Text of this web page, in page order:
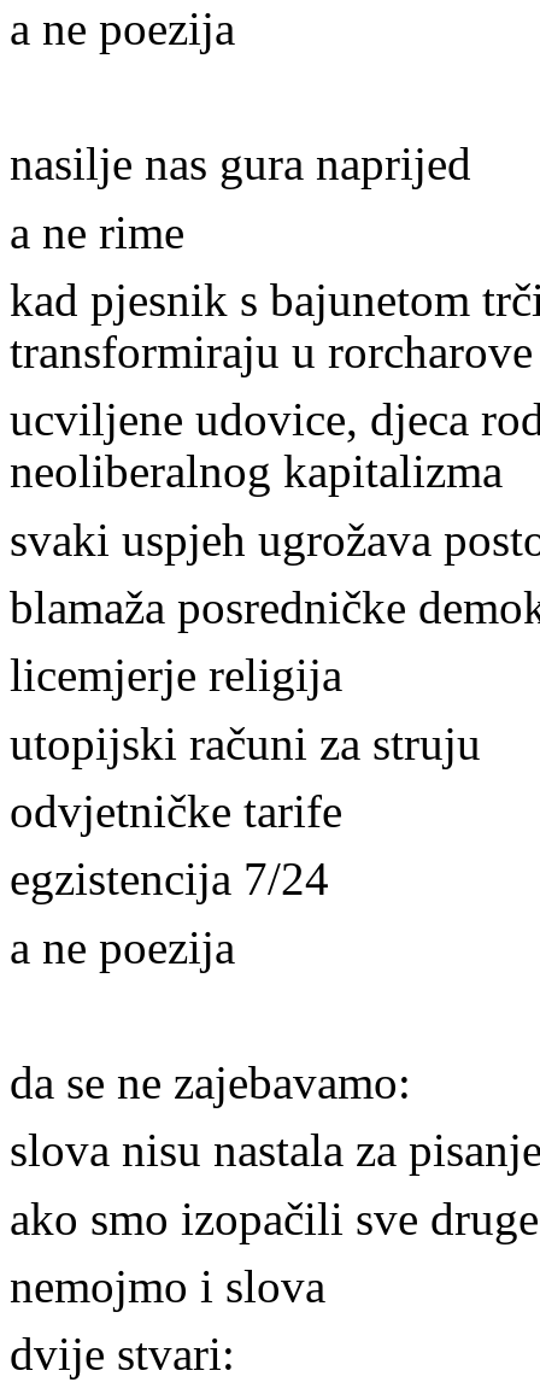
a ne poezija
nasilje nas gura naprijed
a ne rime
kad pjesnik s bajunetom
transformiraju u
ucviljene udovice, djeca
neoliberalnog kapitalizma
svaki uspjeh ugrožava
blamaža posredničke
licemjerje religija
utopijski računi za struju
odvjetničke tarife
egzistencija 7/24
a ne poezija
da se ne zajebavamo:
slova nisu nastala za
ako smo izopačili sve
nemojmo i slova
dvije stvari: